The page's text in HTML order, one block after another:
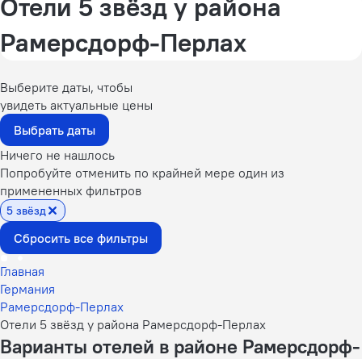
Отели 5 звёзд у района
Рамерсдорф-Перлах
Выберите даты, чтобы
увидеть актуальные цены
Выбрать даты
Ничего не нашлось
Попробуйте отменить по крайней мере один из
примененных фильтров
5 звёзд
Сбросить все фильтры
Главная
Германия
Рамерсдорф-Перлах
Отели 5 звёзд у района Рамерсдорф-Перлах
Варианты отелей в районе Рамерсдорф-